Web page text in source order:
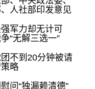
人社部印发意见
军力却无计可
“无解三选一”
不到20分钟被请
略
问“独漏赖清德”